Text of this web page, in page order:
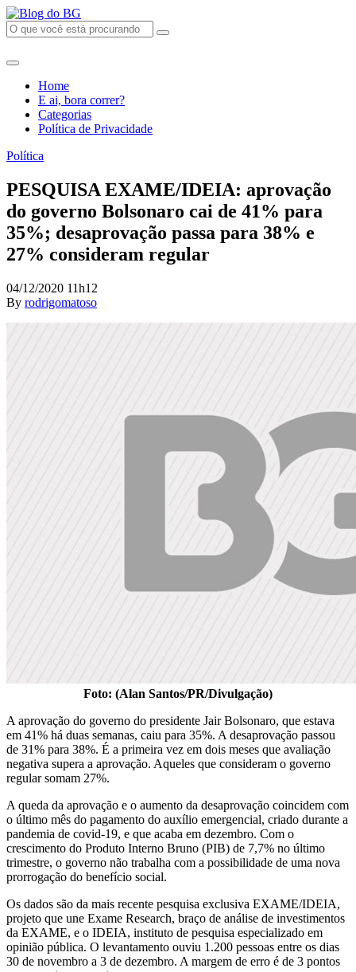
Home
E ai, bora correr?
Categorias
Política de Privacidade
Política
PESQUISA EXAME/IDEIA: aprovação
do governo Bolsonaro cai de 41% para
35%; desaprovação passa para 38% e
27% consideram regular
04/12/2020 11h12
By rodrigomatoso
Foto: (Alan Santos/PR/Divulgação)
A aprovação do governo do presidente Jair Bolsonaro, que estava
em 41% há duas semanas, caiu para 35%. A desaprovação passou
de 31% para 38%. É a primeira vez em dois meses que avaliação
negativa supera a aprovação. Aqueles que consideram o governo
regular somam 27%.
A queda da aprovação e o aumento da desaprovação coincidem com
o último mês do pagamento do auxílio emergencial, criado durante a
pandemia de covid-19, e que acaba em dezembro. Com o
crescimento do Produto Interno Bruno (PIB) de 7,7% no último
trimestre, o governo não trabalha com a possibilidade de uma nova
prorrogação do benefício social.
Os dados são da mais recente pesquisa exclusiva EXAME/IDEIA,
projeto que une Exame Research, braço de análise de investimentos
da EXAME, e o IDEIA, instituto de pesquisa especializado em
opinião pública. O levantamento ouviu 1.200 pessoas entre os dias
30 de novembro a 3 de dezembro. A margem de erro é de 3 pontos